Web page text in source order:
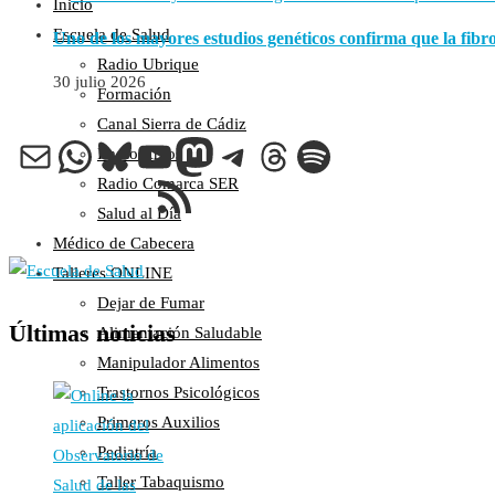
Inicio
Escuela de Salud
Radio Ubrique
Formación
Canal Sierra de Cádiz
Radio Arcos
Radio Comarca SER
Salud al Día
Médico de Cabecera
Talleres ONLINE
Dejar de Fumar
Alimentación Saludable
Manipulador Alimentos
Trastornos Psicológicos
Primeros Auxilios
Pediatría
Taller Tabaquismo
Uno de los mayores estudios genéticos confirma que la
30 julio 2026
Correo electrónico
WhatsApp
Bluesky
YouTube
Mastodon
Telegram
Threads
Spotify
Feed RSS
Últimas noticias